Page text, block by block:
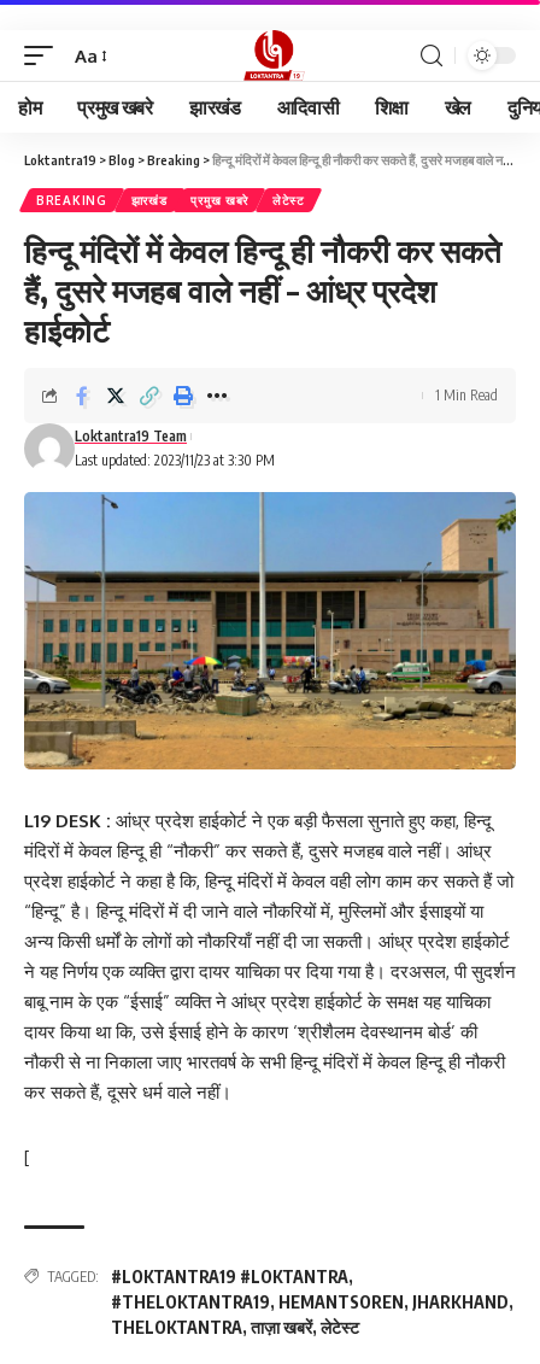
Aa
होम प्रमुख खबरे झारखंड आदिवासी शिक्षा खेल
Loktantra19 >Blog >Breaking >हिन्दू मंदिरों में केवल हिन्दू ही नौकरी कर सकते हैं, दुसरे मजहब वाले नहीं – आंध्र प्रदेश हाईकोर्ट
BREAKING झारखंड प्रमुख खबरे लेटेस्ट
हिन्दू मंदिरों में केवल हिन्दू ही नौकरी कर सकते
हैं, दुसरे मजहब वाले नहीं – आंध्र प्रदेश
हाईकोर्ट
Last updated: 2023/11/23 at 3:30 PM
Loktantra19 Team
1 Min Read
L19 DESK : आंध्र प्रदेश हाईकोर्ट ने एक बड़ी फैसला सुनाते हुए कहा, हिन्दू
मंदिरों में केवल हिन्दू ही “नौकरी” कर सकते हैं, दुसरे मजहब वाले नहीं। आंध्र
प्रदेश हाईकोर्ट ने कहा है कि, हिन्दू मंदिरों में केवल वही लोग काम कर सकते हैं जो
“हिन्दू” है। हिन्दू मंदिरों में दी जाने वाले नौकरियों में, मुस्लिमों और ईसाइयों या
अन्य किसी धर्मों के लोगों को नौकरियाँ नहीं दी जा सकती। आंध्र प्रदेश हाईकोर्ट
ने यह निर्णय एक व्यक्ति द्वारा दायर याचिका पर दिया गया है। दरअसल, पी सुदर्शन
बाबू नाम के एक “ईसाई” व्यक्ति ने आंध्र प्रदेश हाईकोर्ट के समक्ष यह याचिका
दायर किया था कि, उसे ईसाई होने के कारण ‘श्रीशैलम देवस्थानम बोर्ड’ की
नौकरी से ना निकाला जाए भारतवर्ष के सभी हिन्दू मंदिरों में केवल हिन्दू ही नौकरी
कर सकते हैं, दूसरे धर्म वाले नहीं।
[
TAGGED: #LOKTANTRA19 #LOKTANTRA,
#THELOKTANTRA19, HEMANTSOREN, JHARKHAND,
THELOKTANTRA,ताज़ा खबरें,लेटेस्ट